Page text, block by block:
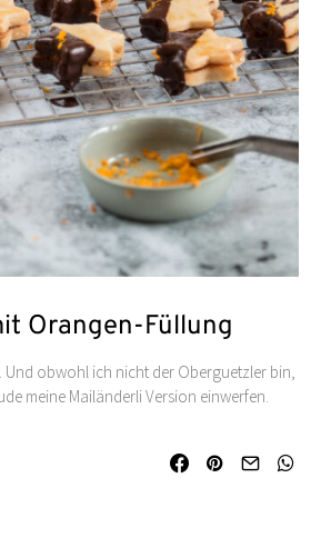
Orangen-Füllung
Und obwohl ich nicht der Oberguetzler bin,
meine Mailänderli Version einwerfen.